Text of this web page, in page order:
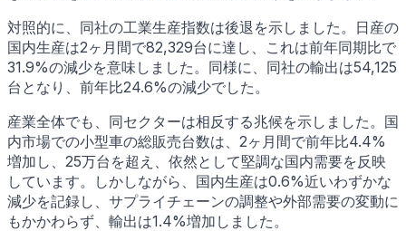
対照的に、同社の工業生産指数は後退を示しました。日産の
国内生産は2ヶ月間で82,329台に達し、これは前年同期比で
31.9%の減少を意味しました。同様に、同社の輸出は54,125
台となり、前年比24.6%の減少でした。
産業全体でも、同セクターは相反する兆候を示しました。国
内市場での小型車の総販売台数は、2ヶ月間で前年比4.4%
増加し、25万台を超え、依然として堅調な国内需要を反映
しています。しかしながら、国内生産は0.6%近いわずかな
減少を記録し、サプライチェーンの調整や外部需要の変動に
もかかわらず、輸出は1.4%増加しました。